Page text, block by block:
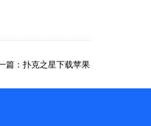
篇：扑克之星下载苹果